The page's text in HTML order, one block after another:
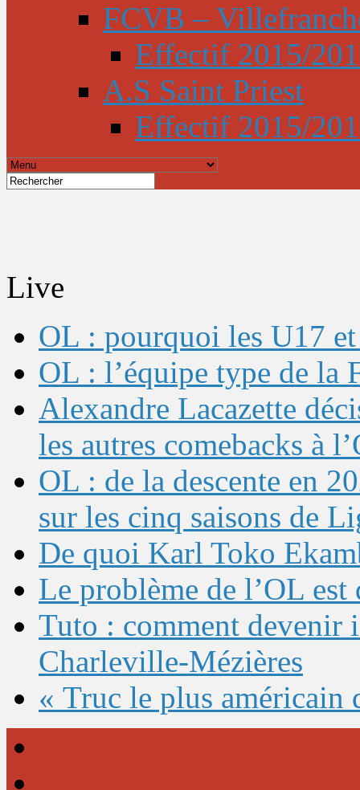
FCVB –
Effectif 2015/
A.S Saint Priest
Effectif 2015/
Live
OL : pourquoi les U17
OL : l’équipe type de la
Alexandre Lacazette
les autres comebacks à
OL : de la descente en
sur les cinq saisons de
De quoi Karl Toko
Le problème de l’OL
Tuto : comment devenir
Charleville-Mézières
« Truc le plus américain